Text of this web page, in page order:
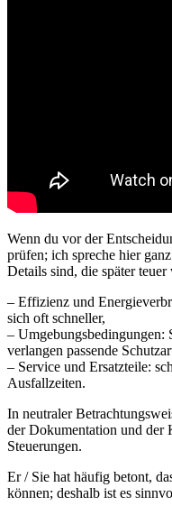
Wenn du vor der
prüfen; ich spreche hier
Details sind, die später teuer
– Effizienz und
sich oft schneller,
– Umgebungsbedingungen:
verlangen passende
– Service und Ersatzteile:
Ausfallzeiten.
In neutraler
der Dokumentation und der
Steuerungen.
Er / Sie hat häufig betont,
können; deshalb ist es